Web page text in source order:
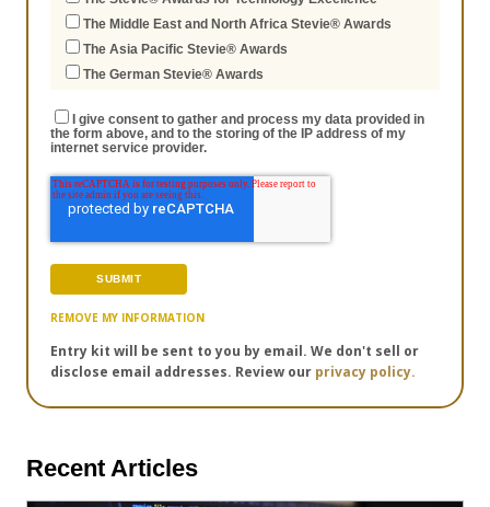
The Middle East and North Africa Stevie® Awards
The Asia Pacific Stevie® Awards
The German Stevie® Awards
I give consent to gather and process my data provided in
the form above, and to the storing of the IP address of my
internet service provider.
REMOVE MY INFORMATION
Entry kit will be sent to you by email. We don't sell or
disclose email addresses. Review our privacy policy.
Recent Articles